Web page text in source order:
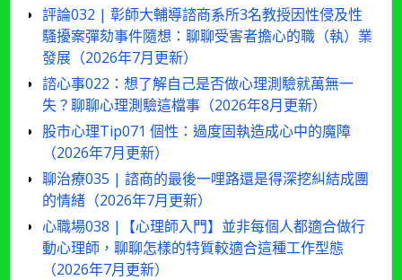
評論032 | 彰師大輔導諮商系所3名教授因性侵及性
騷擾案彈劾事件隨想：聊聊受害者擔心的職（執）業
發展（2026年7月更新）
諮心事022：想了解自己是否做心理測驗就萬無一
失？聊聊心理測驗這檔事（2026年8月更新）
股市心理Tip071 個性：過度固執造成心中的魔障
（2026年7月更新）
聊治療035 | 諮商的最後一哩路還是得深挖糾結成團
的情緒（2026年7月更新）
心職場038 |【心理師入門】並非每個人都適合做行
動心理師，聊聊怎樣的特質較適合這種工作型態
（2026年7月更新）